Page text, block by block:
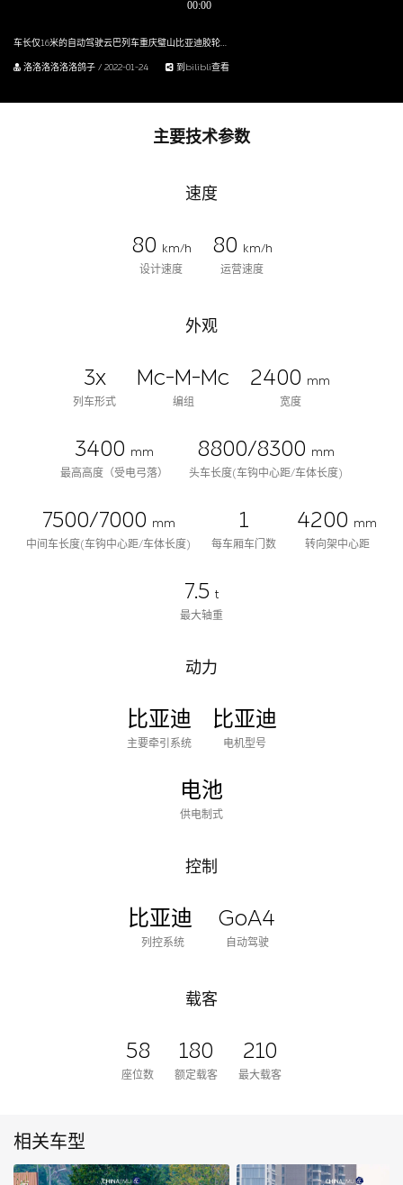
车长仅16米的自动驾驶云巴列车重庆璧山比亚迪胶轮云巴列车全程无人驾驶乘坐体验
到bilibli查看
洛洛洛洛洛洛鸽子 / 2022-01-24
主要技术参数
速度
80
km/h
设计速度
80
km/h
运营速度
外观
3x
列车形式
Mc-M-Mc
编组
2400 mm
宽度
3400 mm
最高高度（受电弓落）
8800/8300 mm
头车长度(车钩中心距/车体长度)
7500/7000 mm
中间车长度(车钩中心距/车体长度)
1
每车厢车门数
4200 mm
转向架中心距
7.5 t
最大轴重
动力
比亚迪
主要牵引系统
比亚迪
电机型号
电池
供电制式
控制
比亚迪
列控系统
GoA4
自动驾驶
载客
58
座位数
180
额定载客
210
最大载客
相关车型